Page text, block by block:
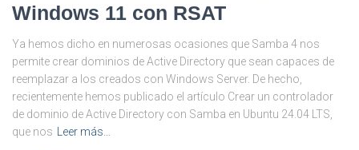
Windows 11 con RSAT
Ya hemos dicho en numerosas ocasiones que Samba 4 nos
permite crear dominios de Active Directory que sean capaces de
reemplazar a los creados con Windows Server. De hecho,
recientemente hemos publicado el artículo Crear un controlador
de dominio de Active Directory con Samba en Ubuntu 24.04 LTS,
que nos Leer más…